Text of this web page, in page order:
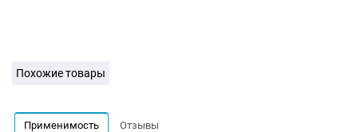
Похожие товары
Применимость Отзывы